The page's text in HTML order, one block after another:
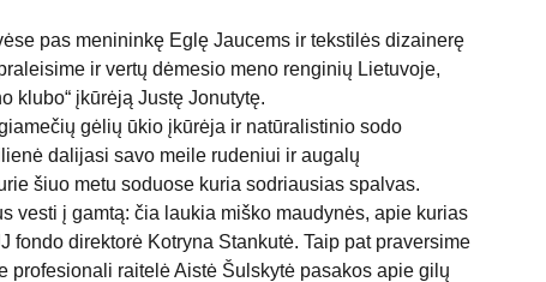
pas menininkę Eglę Jaucems ir tekstilės dizainerę
ir vertų dėmesio meno renginių Lietuvoje,
klubo“ įkūrėją Justę Jonutytę.
gėlių ūkio įkūrėja ir natūralistinio sodo
dalijasi savo meile rudeniui ir augalų
šiuo metu soduose kuria sodriausias spalvas.
vesti į gamtą: čia laukia miško maudynės, apie kurias
fondo direktorė Kotryna Stankutė. Taip pat praversime
profesionali raitelė Aistė Šulskytė pasakos apie gilų